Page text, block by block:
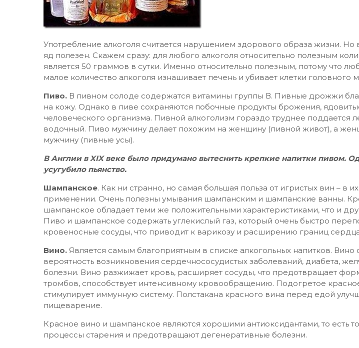
Употребление алкоголя считается нарушением здорового образа жизни. Но
яд полезен. Скажем сразу: для любого алкоголя относительно полезным
является 50 граммов в сутки. Именно относительно полезным, потому что
малое количество алкоголя изнашивает печень и убивает клетки головного
Пиво. В пивном солоде содержатся витамины группы В. Пивные дрожжи
на кожу. Однако в пиве сохраняются побочные продукты брожения,
человеческого организма. Пивной алкоголизм гораздо труднее поддается
водочный. Пиво мужчину делает похожим на женщину (пивной живот), а
мужчину (пивные усы).
В Англии в XIX веке было придумано вытеснить крепкие напитки пивом.
усугубило пьянство.
Шампанское. Как ни странно, но самая большая польза от игристых вин – в
применении. Очень полезны умывания шампанским и шампанские ванны.
шампанское обладает теми же положительными характеристиками, что и
Пиво и шампанское содержать углекислый газ, который очень быстро
кровеносные сосуды, что приводит к варикозу и расширению границ
Вино. Является самым благоприятным в списке алкогольных напитков. Вино
вероятность возникновения сердечнососудистых заболеваний, диабета,
болезни. Вино разжижает кровь, расширяет сосуды, что предотвращает
тромбов, способствует интенсивному кровообращению. Подогретое
стимулирует иммунную систему. Полстакана красного вина перед едой
пищеварение.
Красное вино и шампанское являются хорошими антиоксидантами, то есть
процессы старения и предотвращают дегенеративные болезни.